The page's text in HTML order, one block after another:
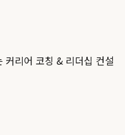
커리어 코칭 & 리더십 컨설